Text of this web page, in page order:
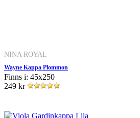
NINA ROYAL
Wayne Kappa Plommon
Finns i: 45x250
249 kr